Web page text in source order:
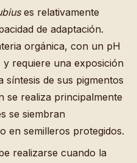
es relativamente
de adaptación.
orgánica, con un pH
requiere una exposición
de sus pigmentos
se realiza principalmente
se siembran
en semilleros protegidos.
realizarse cuando la